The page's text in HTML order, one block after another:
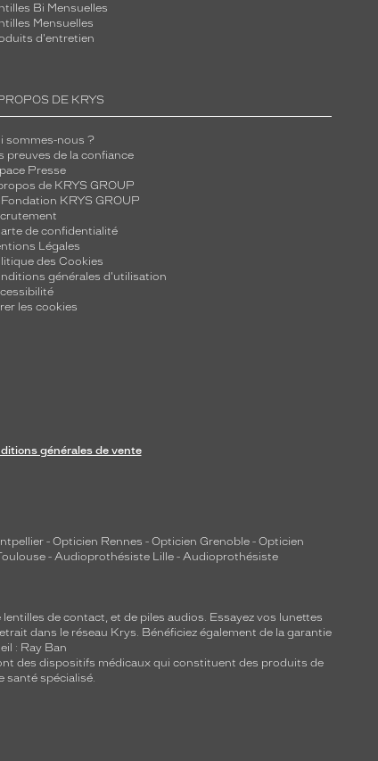
Bi Mensuelles
Mensuelles
d'entretien
DE KRYS
sommes-nous ?
preuves de la confiance
Presse
de KRYS GROUP
Fondation KRYS GROUP
de confidentialité
Légales
des Cookies
générales d'utilisation
les cookies
générales de vente
- Opticien Rennes - Opticien Grenoble - Opticien
- Audioprothésiste Lille - Audioprothésiste
lentilles de contact, et de piles audios. Essayez vos lunettes
dans le réseau Krys. Bénéficiez également de la garantie
: Ray Ban
des dispositifs médicaux qui constituent des produits de
santé spécialisé.